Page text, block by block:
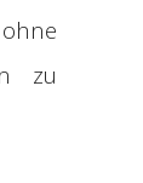
zu